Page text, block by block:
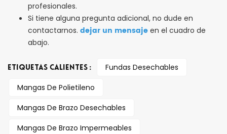
profesionales.
Si tiene alguna pregunta adicional, no dude en
contactarnos. dejar un mensaje en el cuadro de
abajo.
ETIQUETAS CALIENTES :
Fundas Desechables
Mangas De Polietileno
Mangas De Brazo Desechables
Mangas De Brazo Impermeables